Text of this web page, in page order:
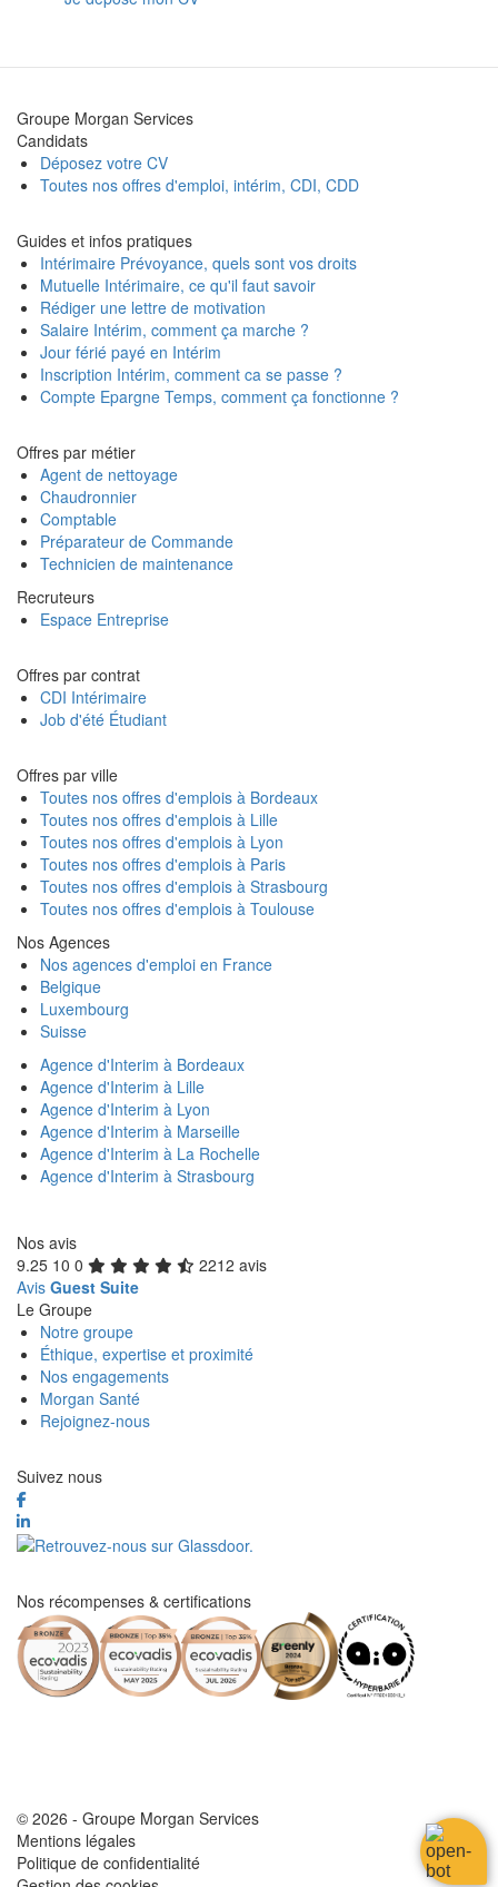
Groupe Morgan Services
Candidats
Déposez votre CV
Toutes nos offres d'emploi, intérim, CDI, CDD
Guides et infos pratiques
Intérimaire Prévoyance, quels sont vos droits
Mutuelle Intérimaire, ce qu'il faut savoir
Rédiger une lettre de motivation
Salaire Intérim, comment ça marche ?
Jour férié payé en Intérim
Inscription Intérim, comment ca se passe ?
Compte Epargne Temps, comment ça fonctionne ?
Offres par métier
Agent de nettoyage
Chaudronnier
Comptable
Préparateur de Commande
Technicien de maintenance
Recruteurs
Espace Entreprise
Offres par contrat
CDI Intérimaire
Job d'été Étudiant
Offres par ville
Toutes nos offres d'emplois à Bordeaux
Toutes nos offres d'emplois à Lille
Toutes nos offres d'emplois à Lyon
Toutes nos offres d'emplois à Paris
Toutes nos offres d'emplois à Strasbourg
Toutes nos offres d'emplois à Toulouse
Nos Agences
Nos agences d'emploi en France
Belgique
Luxembourg
Suisse
Agence d'Interim à Bordeaux
Agence d'Interim à Lille
Agence d'Interim à Lyon
Agence d'Interim à Marseille
Agence d'Interim à La Rochelle
Agence d'Interim à Strasbourg
Nos avis
9.25 10 0
2212 avis
Avis Guest Suite
Le Groupe
Notre groupe
Éthique, expertise et proximité
Nos engagements
Morgan Santé
Rejoignez-nous
Suivez nous
Nos récompenses & certifications
© 2026 - Groupe Morgan Services
Mentions légales
Politique de confidentialité